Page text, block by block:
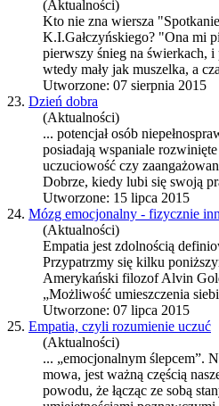
(Aktualności)
Kto nie zna wiersza
K.I.Gałczyńskiego? "Ona mi
pierwszy śnieg na świerkach, i
wtedy mały jak muszelka, a
Utworzone: 07 sierpnia 2015
23. Dzień dobra
(Aktualności)
... potencjał osób
posiadają wspaniale
uczuciowość czy
Dobrze, kiedy lubi się swoją
Utworzone: 15 lipca 2015
24. Mózg emocjonalny - fizycznie
(Aktualności)
Empatia jest zdolnością
Przypatrzmy się kilku
Amerykański filozof Alvin
„Możliwość umieszczenia
Utworzone: 07 lipca 2015
25. Empatia, czyli rozumienie uczuć
(Aktualności)
... „emocjonalnym ślepcem”.
mowa, jest ważną częścią
powodu, że łącząc ze sobą